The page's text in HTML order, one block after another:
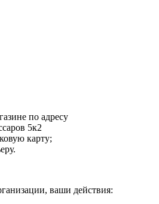
по адресу
5к2
карту;
ваши действия: